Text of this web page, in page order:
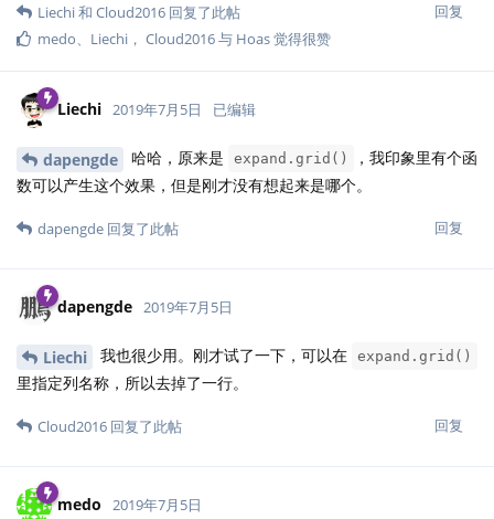
回复
Liechi和 Cloud2016 回复了此帖
medo、 Liechi ， Cloud2016与 Hoas觉得很赞
Liechi 2019年7月5日 已编辑
dapengde 哈哈，原来是 expand.grid()
，我印象里有个函
数可以产生这个效果，但是刚才没有想起来是哪个。
回复
dapengde 回复了此帖
dapengde 2019年7月5日
Liechi 我也很少用。刚才试了一下，可以在 expand.grid()
里指定列名称，所以去掉了一行。
回复
Cloud2016 回复了此帖
medo 2019年7月5日